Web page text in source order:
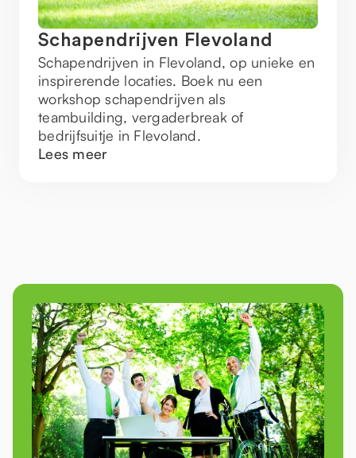
Schapendrijven Flevoland
Schapendrijven in Flevoland, op unieke en
inspirerende locaties. Boek nu een
workshop schapendrijven als
teambuilding, vergaderbreak of
bedrijfsuitje in Flevoland.
Lees meer